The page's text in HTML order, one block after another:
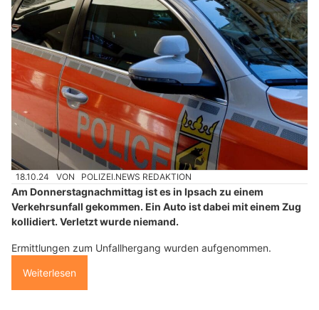
18.10.24 VON POLIZEI.NEWS REDAKTION
Am Donnerstagnachmittag ist es in Ipsach zu einem
Verkehrsunfall gekommen. Ein Auto ist dabei mit einem Zug
kollidiert. Verletzt wurde niemand.
Ermittlungen zum Unfallhergang wurden aufgenommen.
Weiterlesen